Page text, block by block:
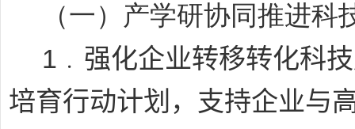
（一）产学研协同推进
1﹒ 强化企业转移转化科
培育行动计划，支持企业与